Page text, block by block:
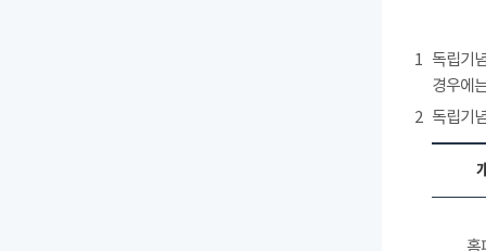
1 독립기
경우에
2 독립기
홈